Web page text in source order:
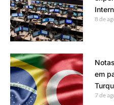
8 de
em
7 de